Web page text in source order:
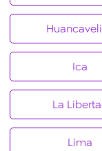
Ica
La
Lima